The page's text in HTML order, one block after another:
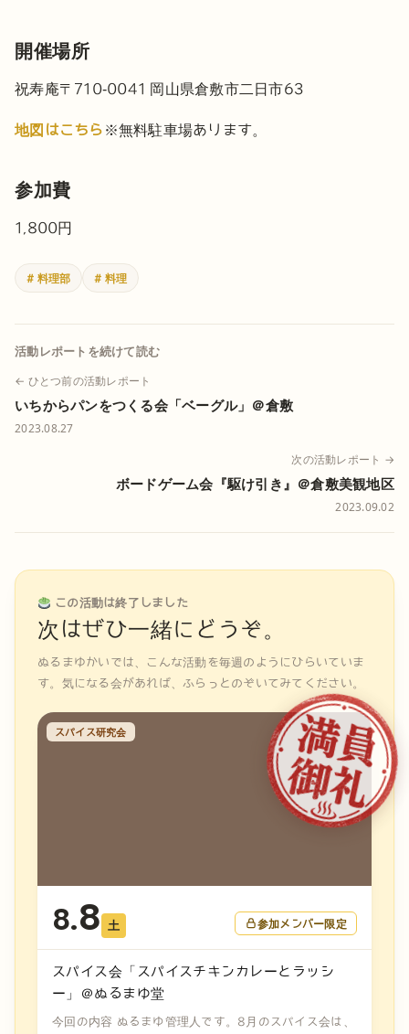
開催場所
祝寿庵〒710-0041 岡山県倉敷市二日市63
地図はこちら ※無料駐車場あります。
参加費
1,800円
# 料理部 # 料理
活動レポートを続けて読む
← ひとつ前の活動レポート
いちからパンをつくる会「ベーグル」＠倉敷
2023.08.27
次の活動レポート →
ボードゲーム会『駆け引き』＠倉敷美観地区
2023.09.02
この活動は終了しました
次はぜひ一緒にどうぞ。
ぬるまゆかいでは、こんな活動を毎週のようにひらいていま
す。気になる会があれば、ふらっとのぞいてみてください。
スパイス研究会
8.8 土 参加メンバー限定
スパイス会「スパイスチキンカレーとラッシ
ー」＠ぬるまゆ堂
今回の内容 ぬるまゆ管理人です。8月のスパイス会は、